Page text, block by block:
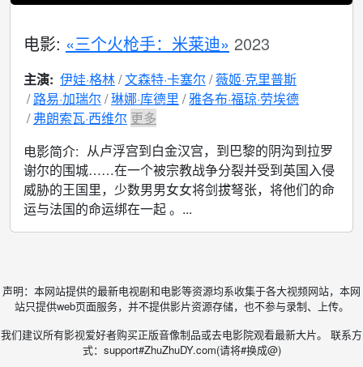
电影: «三个火枪手：米莱迪» 2023
主演: 伊娃·格林 文森特·卡塞尔 薇姬·克里普斯
路易·加瑞尔 琳娜·库德里 雅各布·福琼·劳埃德
弗朗索瓦·西维尔 更多
电影简介: 从卢浮宫到白金汉宫，到巴黎的阴沟到拉罗
谢尔的围城……在一个被宗教战争分裂并受到英国入侵
威胁的王国里，少数男男女女将剑拔弩张，将他们的命
运与法国的命运绑在一起 。...
声明：本网站提供的最新电视剧和电影等资源均系收集于各大视频网站，本网
站只提供web页面服务，并不提供影片资源存储，也不参与录制、上传。
我们建议所有影视爱好者购买正版音像制品或去电影院观看最新大片。 联系方
式：support#ZhuZhuDY.com(请将#换成@)